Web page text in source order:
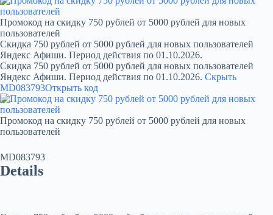
Промокод на скидку 750 рублей от 5000 рублей для новых
пользователей
Скидка 750 рублей от 5000 рублей для новых пользователей
Яндекс Афиши. Период действия по 01.10.2026.
Скидка 750 рублей от 5000 рублей для новых пользователей
Яндекс Афиши. Период действия по 01.10.2026. Скрыть
MD083793Открыть код
Промокод на скидку 750 рублей от 5000 рублей для новых
пользователей
MD083793
Details